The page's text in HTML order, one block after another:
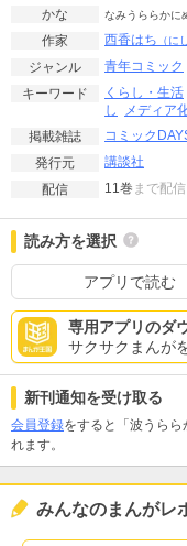
かな
なみうららかに
作家 西香はち （に
ジャンル 青年コミック
キーワード
くらし・生活
し
メディア
掲載雑誌
コミック
発行元
講談社
配信
11巻 まで配信
読み方を選択
アプリで読む
専用アプリのダ
サクサクまんが
新刊通知を受け取る
会員登録をすると「波うら
れます。
みんなのまんがレ